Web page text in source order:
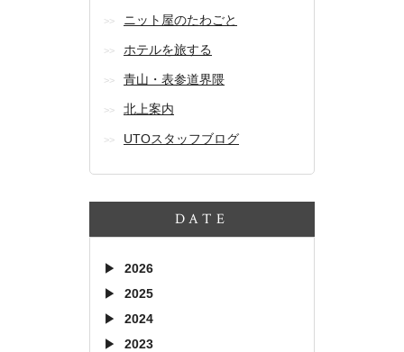
ニット屋のたわごと
ホテルを旅する
青山・表参道界隈
北上案内
UTOスタッフブログ
DATE
2026
2025
2024
2023